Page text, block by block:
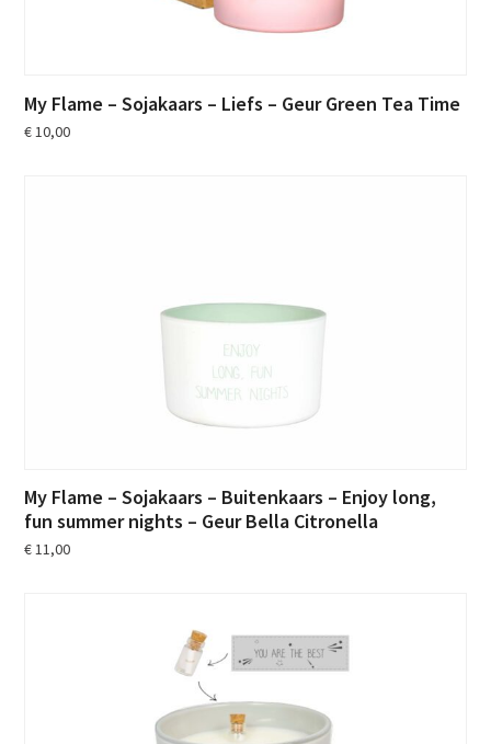
My Flame – Sojakaars – Liefs – Geur Green Tea Time
€ 10,00
My Flame – Sojakaars – Buitenkaars – Enjoy long,
fun summer nights – Geur Bella Citronella
€11,00